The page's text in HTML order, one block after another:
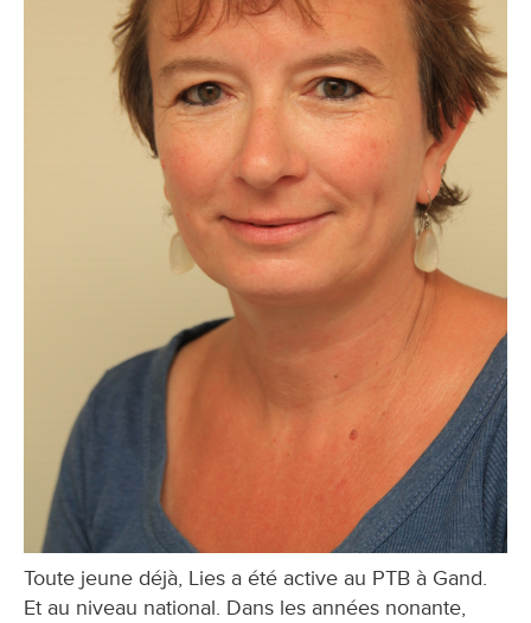
Toute jeune déjà, Lies a été active au PTB à Gand.
Et au niveau national. Dans les années nonante,